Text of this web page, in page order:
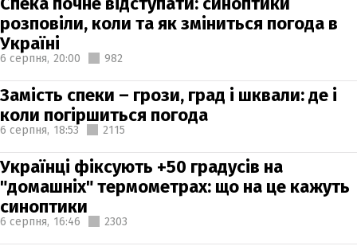
розповіли, коли та як зміниться погода в
Україні
6 серпня, 20:00 982
Замість спеки – грози, град і шквали: де і
коли погіршиться погода
6 серпня, 18:53 2115
Українці фіксують +50 градусів на
"домашніх" термометрах: що на це кажуть
синоптики
6 серпня, 16:46 2303